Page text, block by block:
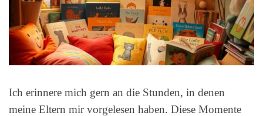
Ich erinnere mich gern an die Stunden, in denen
meine Eltern mir vorgelesen haben. Diese Momente